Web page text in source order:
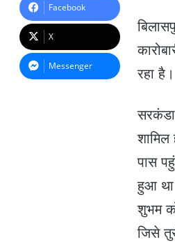
रहा
पास
हुआ
शुभम
जिसे
n
m
Facebook
X
Messenger